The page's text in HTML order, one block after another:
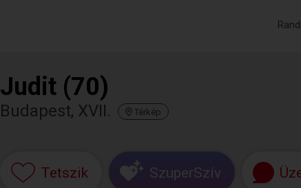
Judit (70)
Budapest, XVII. Térkép
Tetszik SzuperSzív